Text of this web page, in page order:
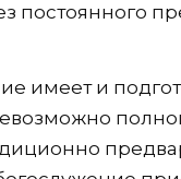
постоянного
имеет и